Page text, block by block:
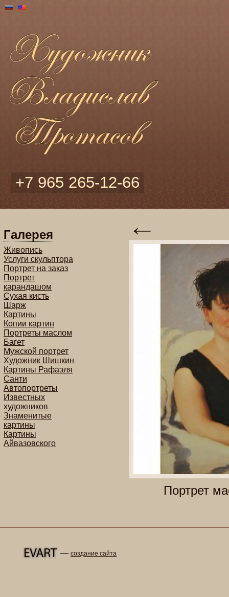
+7 965 265-12-66
Галерея
Живопись
Услуги скульптора
Портрет на заказ
Портрет
карандашом
Сухая кисть
Шарж
Картины
Копии картин
Портреты маслом
Багет
Мужской портрет
Художник Шишкин
Картины Рафаэля
Санти
Автопортреты
Известных
художников
Знаменитые
картины
Картины
Айвазовского
Портрет
— создание сайта